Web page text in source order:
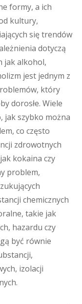
formy, a ich
kultury,
się trendów
dotyczą
jak alkohol,
jest jednym z
który
dorosłe. Wiele
jak szybko można
co często
zdrowotnych
kokaina czy
problem,
chemicznych
takie jak
hazardu czy
być równie
izolacji